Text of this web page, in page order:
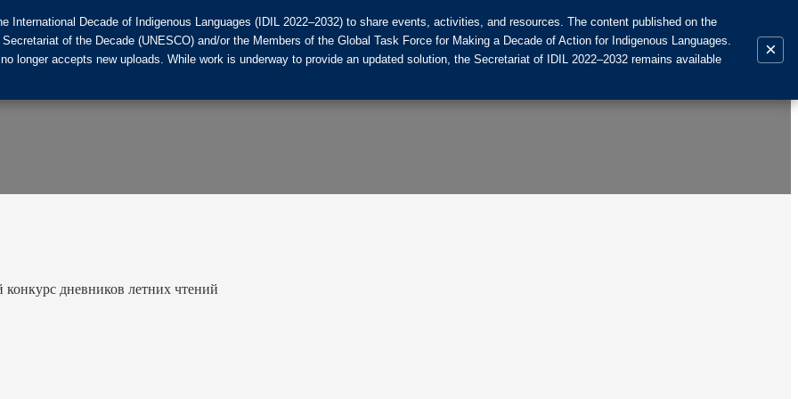
дневников летних чтений
Decade of Indigenous Languages (IDIL 2022–2032) to share events, activities, and resources. The content published on the
of the Decade (UNESCO) and/or the Members of the Global Task Force for Making a Decade of Action for Indigenous Languages.
longer accepts new uploads. While work is underway to provide an updated solution, the Secretariat of IDIL 2022–2032 remains available
×